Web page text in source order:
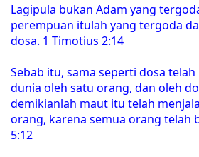
Lagipula bukan Adam yang
perempuan itulah yang tergoda
dosa. 1 Timotius 2:14
Sebab itu, sama seperti dosa
dunia oleh satu orang, dan oleh
demikianlah maut itu telah
orang, karena semua orang telah
5:12